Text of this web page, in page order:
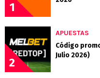
1
2
APUESTAS
Código
Julio 2026)